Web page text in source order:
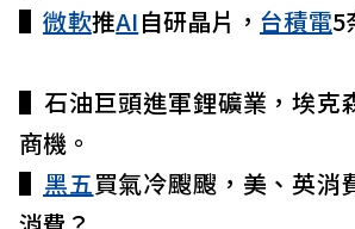
▌ 微軟推AI自研晶片， 台積電5
▌石油巨頭進軍鋰礦業，埃克
商機。
▌ 黑五買氣冷颼颼，美、英消